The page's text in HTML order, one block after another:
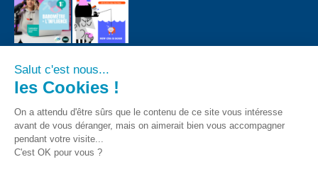
Salut c'est nous...
les Cookies !
On a attendu d'être sûrs que le contenu de ce site vous intéresse
avant de vous déranger, mais on aimerait bien vous accompagner
pendant votre visite...
C'est OK pour vous ?